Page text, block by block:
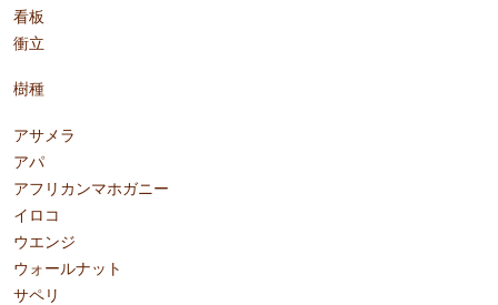
看板
衝立
樹種
アサメラ
アパ
アフリカンマホガニー
イロコ
ウエンジ
ウォールナット
サペリ